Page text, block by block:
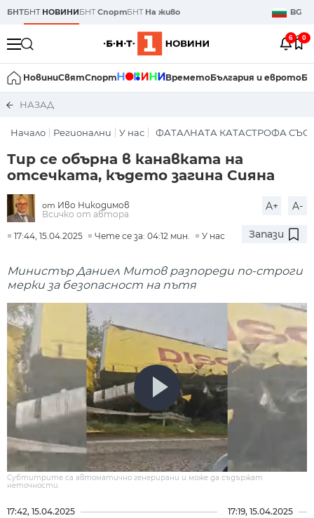
БНТБНТ НОВИНИБНТСпортБНТ На живо BG
6 0
НовиниСвятСпорт ВреметоБългария и еврото
НАЗАД
Начало Регионални У нас ФАТАЛНАТА КАТАСТРОФА СЪС
Тир се обърна в канавката на
отсечката, където загина Сияна
от Иво Никодимов
Всичко от автора
A+ A-
17:44, 15.04.2025 Чете се за: 04:12 мин. У нас Запази
Министър Даниел Митов разпореди по-строги
мерки за безопасност на пътя
Субтитрите са автоматично генерирани и може да съдържат
неточности.
17:42, 15.04.2025 17:19, 15.04.2025